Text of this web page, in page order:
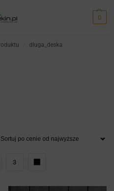
0
dluga_deska
3